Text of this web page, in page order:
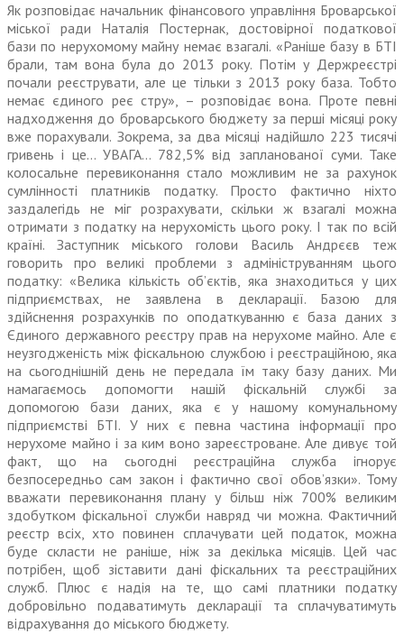
Як розповідає начальник фінансового управління Броварської
міської ради Наталія Постернак, достовірної податкової
бази по нерухомому майну немає взагалі. «Раніше базу в БТІ
брали, там вона була до 2013 року. Потім у Держреєстрі
почали реєструвати, але це тільки з 2013 року база. Тобто
немає єдиного реє стру», – розповідає вона. Проте певні
надходження до броварського бюджету за перші місяці року
вже порахували. Зокрема, за два місяці надійшло 223 тисячі
гривень і це… УВАГА… 782,5% від запланованої суми. Таке
колосальне перевиконання стало можливим не за рахунок
сумлінності платників податку. Просто фактично ніхто
заздалегідь не міг розрахувати, скільки ж взагалі можна
отримати з податку на нерухомість цього року. І так по всій
країні. Заступник міського голови Василь Андрєєв теж
говорить про великі проблеми з адмініструванням цього
податку: «Велика кількість об’єктів, яка знаходиться у цих
підприємствах, не заявлена в декларації. Базою для
здійснення розрахунків по оподаткуванню є база даних з
Єдиного державного реєстру прав на нерухоме майно. Але є
неузгодженість між фіскальною службою і реєстраційною, яка
на сьогоднішній день не передала їм таку базу даних. Ми
намагаємось допомогти нашій фіскальній службі за
допомогою бази даних, яка є у нашому комунальному
підприємстві БТІ. У них є певна частина інформації про
нерухоме майно і за ким воно зареєстроване. Але дивує той
факт, що на сьогодні реєстраційна служба ігнорує
безпосередньо сам закон і фактично свої обов’язки». Тому
вважати перевиконання плану у більш ніж 700% великим
здобутком фіскальної служби навряд чи можна. Фактичний
реєстр всіх, хто повинен сплачувати цей податок, можна
буде скласти не раніше, ніж за декілька місяців. Цей час
потрібен, щоб зіставити дані фіскальних та реєстраційних
служб. Плюс є надія на те, що самі платники податку
добровільно подаватимуть декларації та сплачуватимуть
відрахування до міського бюджету.